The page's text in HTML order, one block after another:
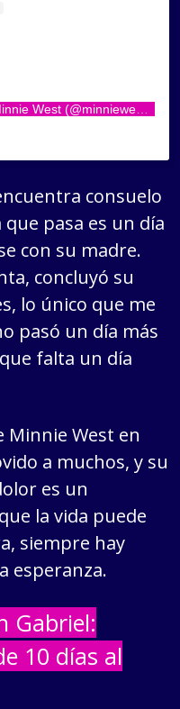
consuelo
que pasa es un día
con su madre.
concluyó su
lo único que me
pasó un día más
falta un día
Minnie West en
a muchos, y su
es un
la vida puede
siempre hay
esperanza.
Gabriel:
10 días al